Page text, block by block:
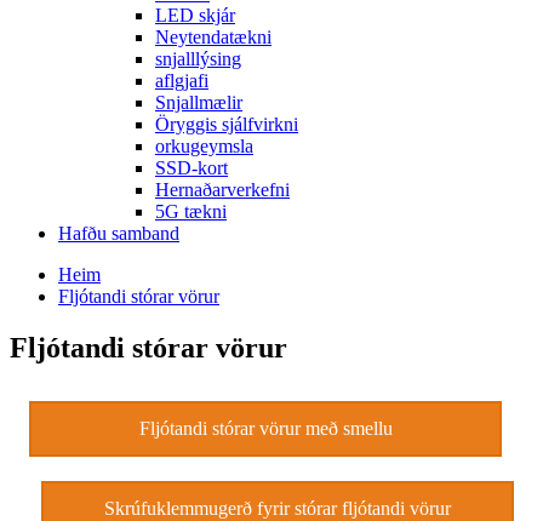
LED skjár
Neytendatækni
snjalllýsing
aflgjafi
Snjallmælir
Öryggis sjálfvirkni
orkugeymsla
SSD-kort
Hernaðarverkefni
5G tækni
Hafðu samband
Heim
Fljótandi stórar vörur
Fljótandi stórar vörur
Fljótandi stórar vörur með smellu
Skrúfuklemmugerð fyrir stórar fljótandi vörur